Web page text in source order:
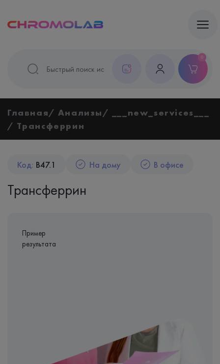
0
Главная Анализы
___new_services___
Трансферрин
Код: B47.1 На дому В офисе
Трансферрин
Пример
результата